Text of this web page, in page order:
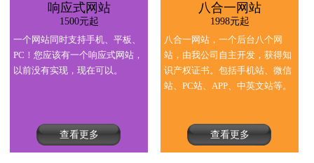
响应式网站
1500元起
响应式网站
一个网站同时支持手机、平板、
PC！您应该有一个响应式网站，
以前没有实现，现在可以。
查看更多
八合一网站
1998元起
八合一网站，一个后台八个网
站，由我公司自主开发，获得知
识产权证书。包括手机站、微信
站、PC站、APP、中英文站等。
查看更多